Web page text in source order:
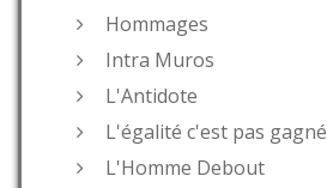
Hommages
Intra Muros
L'Antidote
L'égalité c'est pas gagné
L'Homme Debout